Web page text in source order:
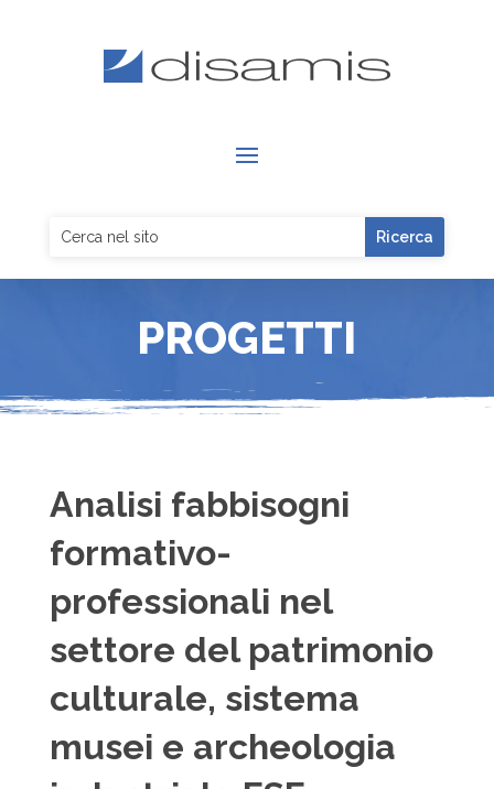
PROGETTI
Analisi fabbisogni
formativo-
professionali nel
settore del patrimonio
culturale, sistema
musei e archeologia